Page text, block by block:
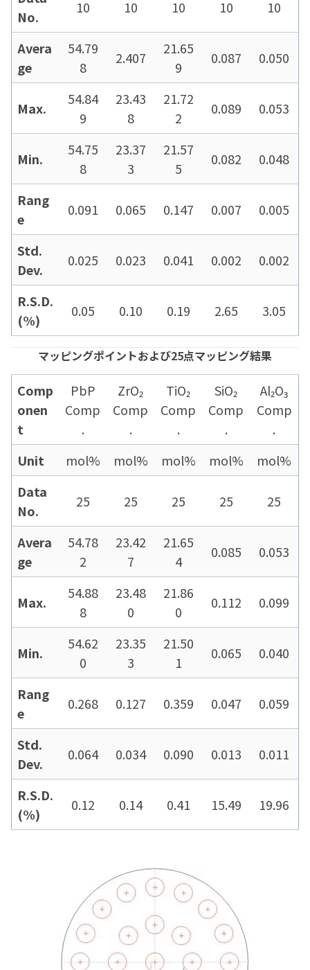
No.
10 10 10 10 10
Avera
ge
54.79
8
2.407
21.65
9
0.087 0.050
Max.
54.84
9
23.43
8
21.72
2
0.089 0.053
Min.
54.75
8
23.37
3
21.57
5
0.082 0.048
Rang
e
0.091 0.065 0.147 0.007 0.005
Std.
Dev.
0.025 0.023 0.041 0.002 0.002
R.S.D.
(%)
0.05 0.10 0.19 2.65 3.05
マッピングポイントおよび25点マッピング結果
Comp
onen
t
PbP
Comp
.
ZrO₂
Comp
.
TiO₂
Comp
.
SiO₂
Comp
.
Al₂O₃
Comp
.
Unit
mol% mol% mol% mol%
mol%
Data
No.
25 25 25 25 25
Avera
ge
54.78
2
23.42
7
21.65
4
0.085 0.053
Max.
54.88
8
23.48
0
21.86
0
0.112 0.099
Min.
54.62
0
23.35
3
21.50
1
0.065 0.040
Rang
e
0.268 0.127 0.359 0.047 0.059
Std.
Dev.
0.064 0.034 0.090 0.013 0.011
R.S.D.
(%)
0.12 0.14 0.41 15.49 19.96